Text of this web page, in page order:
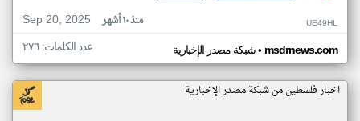
Sep 20, 2025
منذ ١٠ أشهر UE49HL
شبكة مصدر الإخبارية• msdrnews.com عدد الكلمات: ٢٧٦
اخبار فلسطين من شبكة مصدر الإخبارية